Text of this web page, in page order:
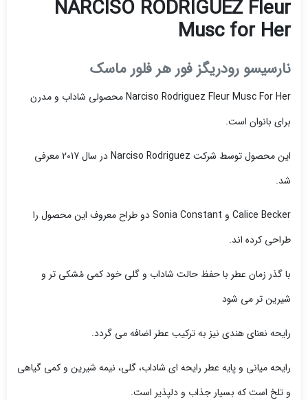
NARCISO RODRIGUEZ Fleur
Musc for Her
نارسیسو رودریگز فور هر فلور ماسک
Narciso Rodriguez Fleur Musc For Her محصولی شاداب و مدرن
برای بانوان است.
این محصول توسط شرکت Narciso Rodriguez در سال 2017 معرفی
شد.
Calice Becker و Sonia Constant دو طراح معروف این محصول را
طراحی کرده اند.
با گذر زمان عطر با حفظ حالت شاداب و گلی خود کمی مُشکی تر و
شیرین تر می شود
رایحه نعنای هندی نیز به ترکیب عطر اضافه می گردد.
رایحه میانی و پایه عطر رایحه ای شاداب، گلی، نیمه شیرین و کمی گیاهی
و تلخ است که بسیار جذاب و دلپذیر است.